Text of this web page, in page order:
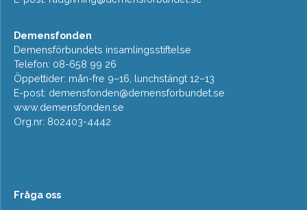
Demensfonden
Demensförbundets insamlingsstiftelse
Telefon: 08-658 99 26
Öppettider: mån-fre 9–16, lunchstängt 12–13
E-post: demensfonden@demensforbundet.se
www.demensfonden.se
Org.nr: 802403-4442
Fråga oss